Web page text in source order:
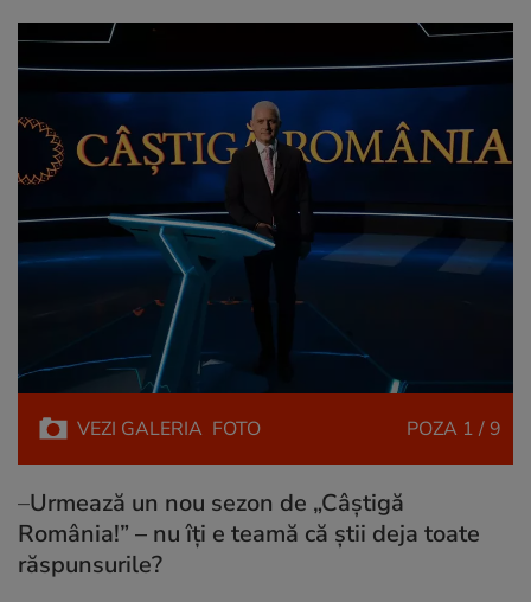
VEZI GALERIA FOTO POZA 1 / 9
–Urmează un nou sezon de „Câștigă
România!” – nu îţi e teamă că știi deja toate
răspunsurile?